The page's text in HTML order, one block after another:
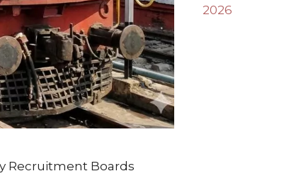
Recruitment Boards
2026